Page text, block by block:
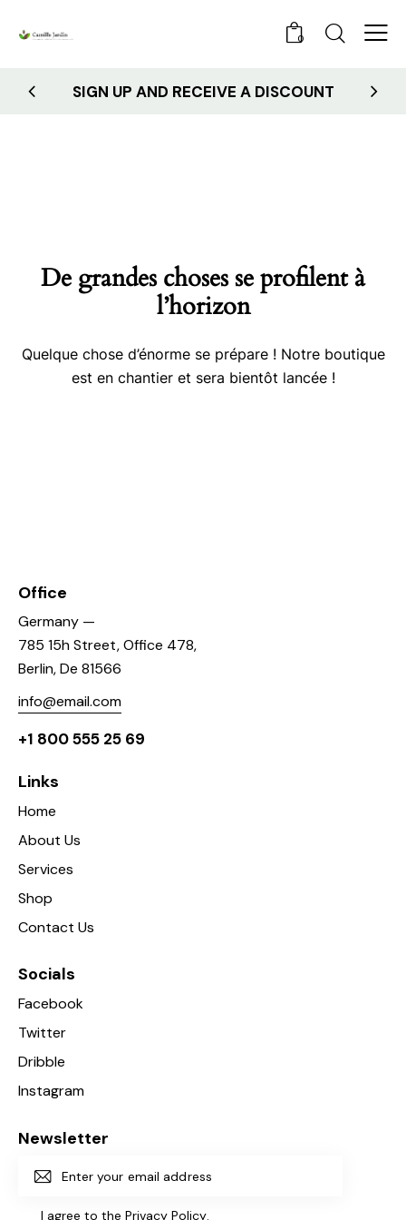
0
SIGN UP AND RECEIVE A DISCOUNT
De grandes choses se profilent à
l’horizon
Quelque chose d’énorme se prépare ! Notre boutique
est en chantier et sera bientôt lancée !
Office
Germany —
785 15h Street, Office 478,
Berlin, De 81566
info@email.com
+1 800 555 25 69
Links
Home
About Us
Services
Shop
Contact Us
Socials
Facebook
Twitter
Dribble
Instagram
Newsletter
I agree to the Privacy Policy.